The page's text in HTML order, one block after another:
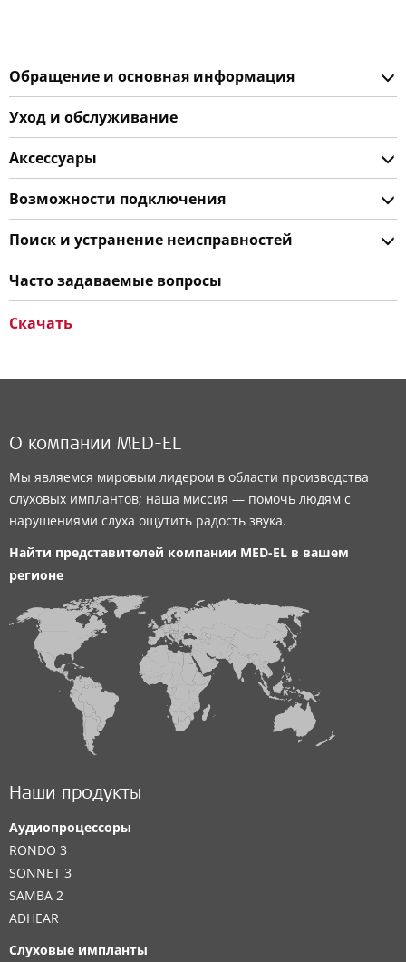
Обращение и основная информация
Уход и обслуживание
Аксессуары
Возможности подключения
Поиск и устранение неисправностей
Часто задаваемые вопросы
Скачать
О компании MED-EL
Мы являемся мировым лидером в области производства
слуховых имплантов; наша миссия — помочь людям с
нарушениями слуха ощутить радость звука.
Найти представителей компании MED-EL в вашем
регионе
Наши продукты
Аудиопроцессоры
RONDO 3
SONNET 3
SAMBA 2
ADHEAR
Слуховые импланты